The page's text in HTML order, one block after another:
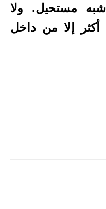
مستحيل. ولا
إلا من داخل